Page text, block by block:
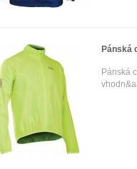
Pánská
Pánská